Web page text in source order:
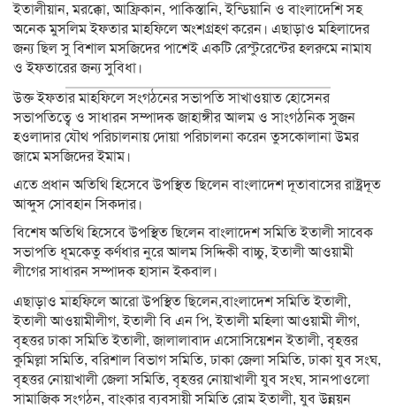
ইতালীয়ান, মরক্কো, আফ্রিকান, পাকিস্তানি, ইন্ডিয়ানি ও বাংলাদেশি সহ
অনেক মুসলিম ইফতার মাহফিলে অংশগ্রহণ করেন। এছাড়াও মহিলাদের
জন্য ছিল সু বিশাল মসজিদের পাশেই একটি রেস্টুরেন্টের হলরুমে নামায
ও ইফতারের জন্য সুবিধা।
উক্ত ইফতার মাহফিলে সংগঠনের সভাপতি সাখাওয়াত হোসেনর
সভাপতিত্বে ও সাধারন সম্পাদক জাহাঙ্গীর আলম ও সাংগঠনিক সুজন
হওলাদার যৌথ পরিচালনায় দোয়া পরিচালনা করেন তুসকোলানা উমর
জামে মসজিদের ইমাম।
এতে প্রধান অতিথি হিসেবে উপস্থিত ছিলেন বাংলাদেশ দূতাবাসের রাষ্ট্রদূত
আব্দুস সোবহান সিকদার।
বিশেষ অতিথি হিসেবে উপস্থিত ছিলেন বাংলাদেশ সমিতি ইতালী সাবেক
সভাপতি ধূমকেতু কর্ণধার নুরে আলম সিদ্দিকী বাচ্চু, ইতালী আওয়ামী
লীগের সাধারন সম্পাদক হাসান ইকবাল।
এছাড়াও মাহফিলে আরো উপস্থিত ছিলেন,বাংলাদেশ সমিতি ইতালী,
ইতালী আওয়ামীলীগ, ইতালী বি এন পি, ইতালী মহিলা আওয়ামী লীগ,
বৃহত্তর ঢাকা সমিতি ইতালী, জালালাবাদ এসোসিয়েশন ইতালী, বৃহত্তর
কুমিল্লা সমিতি, বরিশাল বিভাগ সমিতি, ঢাকা জেলা সমিতি, ঢাকা যুব সংঘ,
বৃহত্তর নোয়াখালী জেলা সমিতি, বৃহত্তর নোয়াখালী যুব সংঘ, সানপাওলো
সামাজিক সংগঠন, বাংকার ব্যবসায়ী সমিতি রোম ইতালী, যুব উন্নয়ন